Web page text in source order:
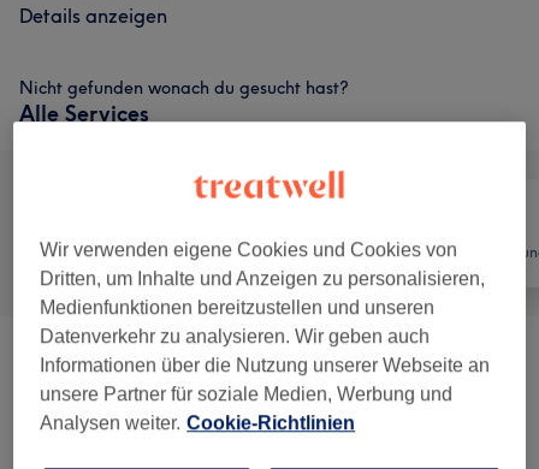
Details anzeigen
Nicht gefunden wonach du gesucht hast?
Alle Services
Alle Friseur
Damen - Haarschnitte & Stylings (6) ab 16 €
Herren - Haarschnitte & Stylings (17)
Wir verwenden eigene Cookies und Cookies von
Dritten, um Inhalte und Anzeigen zu personalisieren,
Medienfunktionen bereitzustellen und unseren
Datenverkehr zu analysieren. Wir geben auch
Informationen über die Nutzung unserer Webseite an
unsere Partner für soziale Medien, Werbung und
Analysen weiter. Cookie-Richtlinien